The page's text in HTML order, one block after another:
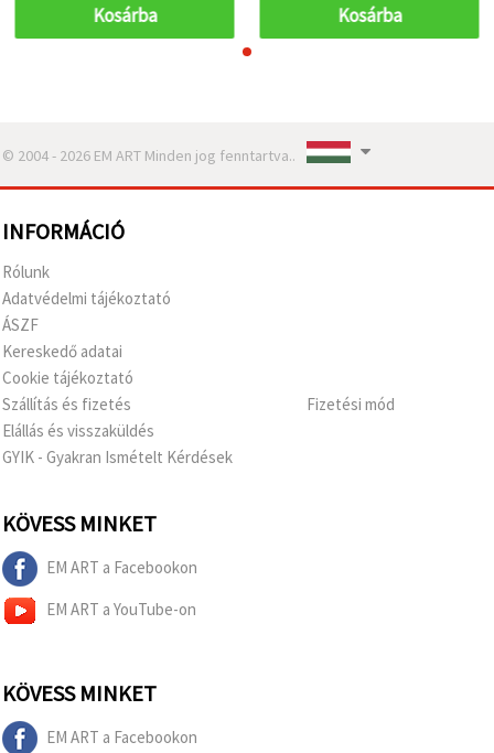
Kosárba Kosárba
© 2004 - 2026 EM ART Minden jog fenntartva..
INFORMÁCIÓ
Rólunk
Adatvédelmi tájékoztató
ÁSZF
Kereskedő adatai
Cookie tájékoztató
Szállítás és fizetés
Elállás és visszaküldés
GYIK - Gyakran Ismételt Kérdések
Fizetési mód
KÖVESS MINKET
EM ART a Facebookon
EM ART a YouTube-on
KÖVESS MINKET
EM ART a Facebookon